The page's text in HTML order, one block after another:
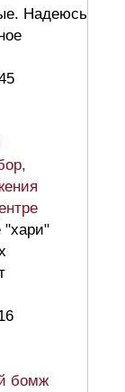
Надеюсь
"хари"
бомж